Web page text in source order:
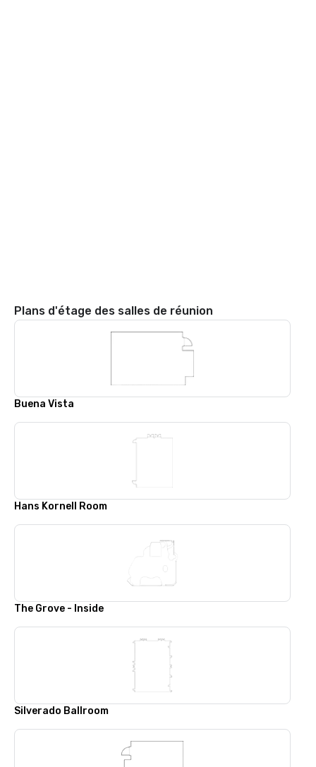
Plans d'étage des salles de réunion
Buena Vista
Hans Kornell Room
The Grove - Inside
Silverado Ballroom